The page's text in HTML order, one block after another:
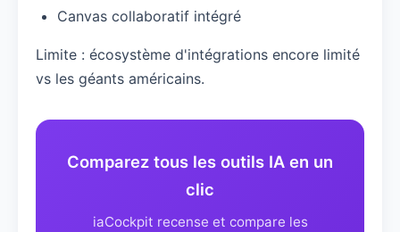
Canvas collaboratif intégré
Limite : écosystème d'intégrations encore limité
vs les géants américains.
Comparez tous les outils IA en un
clic
iaCockpit recense et compare les